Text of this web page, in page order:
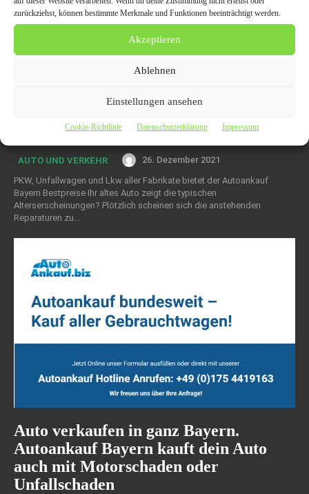
zurückziehst, können bestimmte Merkmale und Funktionen beeinträchtigt werden.
Akzeptieren
Ablehnen
Einstellungen ansehen
Cookie-Richtlinie Datenschutzerklärung Impressum
Autoankauf in Bayern und Potsdam
Auszahlung
AUTO UND VERKEHR
26. Dezember 2021
PKW, Unfallwagen und Lkw aller Fabrikate bietet der Autoankauf
Bayern Bestpreise Ihr altes Auto zeigt die typischen
Alterserscheinungen? Plötzlich scheinen sich die anstehenden
Reparaturen zu...
Auto verkaufen in ganz Bayern.
Autoankauf Bayern kauft dein Auto
auch mit Motorschaden oder
Unfallschaden